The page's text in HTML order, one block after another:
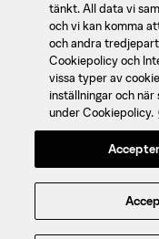
Hittamäklare är en
mäklarguide och
jämförelsetjänst av
mäklare, framtagen
SBAB.
Ansvarig för sidans
Sebastian Wickert ©
tänkt. All data vi
och vi kan komma
och andra
Cookiepolicy och
vissa typer av
inställningar och
under Cookiepolicy.